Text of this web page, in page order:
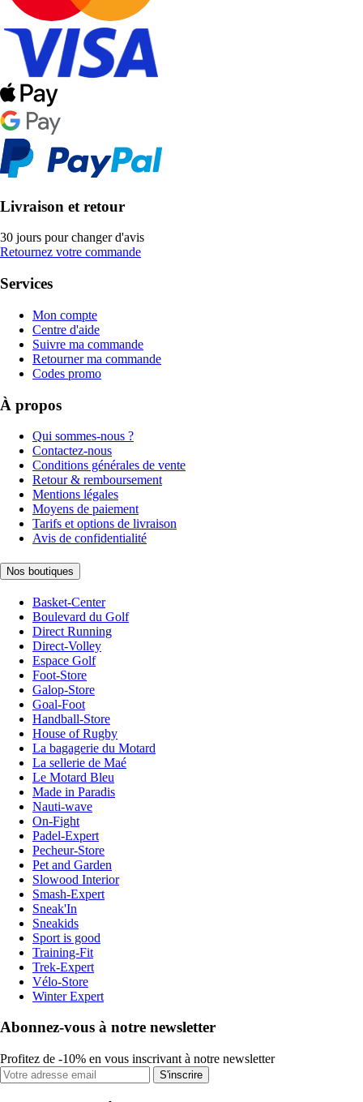
Livraison et retour
30 jours pour changer d'avis
Retournez votre commande
Services
Mon compte
Centre d'aide
Suivre ma commande
Retourner ma commande
Codes promo
À propos
Qui sommes-nous ?
Contactez-nous
Conditions générales de vente
Retour & remboursement
Mentions légales
Moyens de paiement
Tarifs et options de livraison
Avis de confidentialité
Nos boutiques
Basket-Center
Boulevard du Golf
Direct Running
Direct-Volley
Espace Golf
Foot-Store
Galop-Store
Goal-Foot
Handball-Store
House of Rugby
La bagagerie du Motard
La sellerie de Maé
Le Motard Bleu
Made in Paradis
Nauti-wave
On-Fight
Padel-Expert
Pecheur-Store
Pet and Garden
Slowood Interior
Smash-Expert
Sneak'In
Sneakids
Sport is good
Training-Fit
Trek-Expert
Vélo-Store
Winter Expert
Abonnez-vous à notre newsletter
Profitez de -10% en vous inscrivant à notre newsletter
S'inscrire